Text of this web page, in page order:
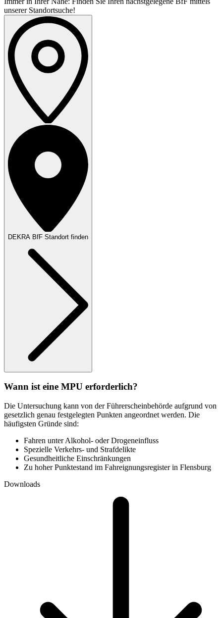
unserer Standortsuche!
DEKRA BfF Standort finden
Wann ist eine MPU erforderlich?
Die Untersuchung kann von der Führerscheinbehörde aufgrund von
gesetzlich genau festgelegten Punkten angeordnet werden. Die
häufigsten Gründe sind:
Fahren unter Alkohol- oder Drogeneinfluss
Spezielle Verkehrs- und Strafdelikte
Gesundheitliche Einschränkungen
Zu hoher Punktestand im Fahreignungsregister in Flensburg
Downloads